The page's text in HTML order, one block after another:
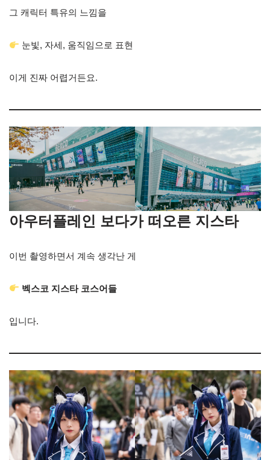
그 캐릭터 특유의 느낌을
눈빛, 자세, 움직임으로 표현
이게 진짜 어렵거든요.
아우터플레인 보다가 떠오른 지스타
이번 촬영하면서 계속 생각난 게
벡스코 지스타 코스어들
입니다.